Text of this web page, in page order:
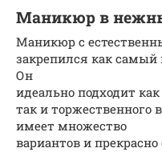
Маникюр в
Маникюр с
закрепился как
Он
идеально подходит
так и
имеет множество
вариантов и